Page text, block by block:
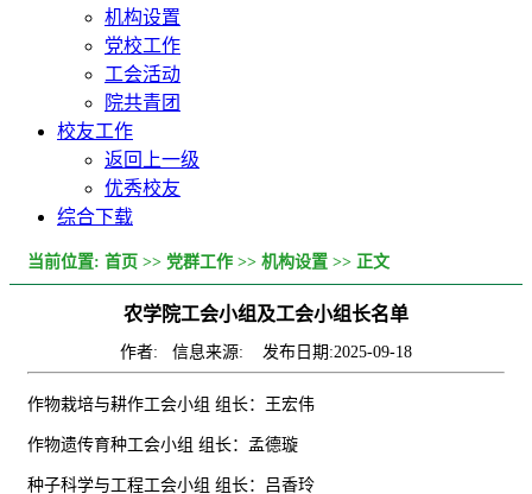
机构设置
党校工作
工会活动
院共青团
校友工作
返回上一级
优秀校友
综合下载
当前位置: 首页 >> 党群工作 >> 机构设置 >> 正文
农学院工会小组及工会小组长名单
作者: 信息来源: 发布日期:2025-09-18
作物栽培与耕作工会小组 组长：王宏伟
作物遗传育种工会小组 组长：孟德璇
种子科学与工程工会小组 组长：吕香玲